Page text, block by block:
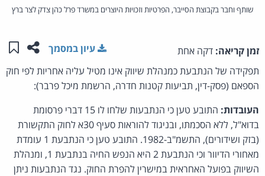
שותף וחבר בקבוצת הסייבר, הפרטיות וזכויות היוצרים במשרד פרל כהן צדק לצר ברץ
זמן קריאה: דקה אחת שתפו
עיון במסמך
תפקידה של הנתבעת כמנהלת שיווק אינו מטיל עליה אחריות לפי חוק
הספאם (פסק-דין, תביעות קטנות חדרה, הרשמת מיכל פרבר):
העובדות:
התובע טען כי הנתבעות שלחו לו 15 דברי פרסומת
בדוא"ל, ללא הסכמתו, ובניגוד להוראות סעיף 30א לחוק התקשורת
(בזק ושידורים), התשמ"ב-1982. התובע טען כי הנתבעת 1 עומדת
מאחורי הדיוור וכי הנתבעת 2 היא הנפש החיה בנתבעת 1, ומנהלת
השיווק בפועל האחראית במישרין להפרת החוק. נגד הנתבעות ניתן